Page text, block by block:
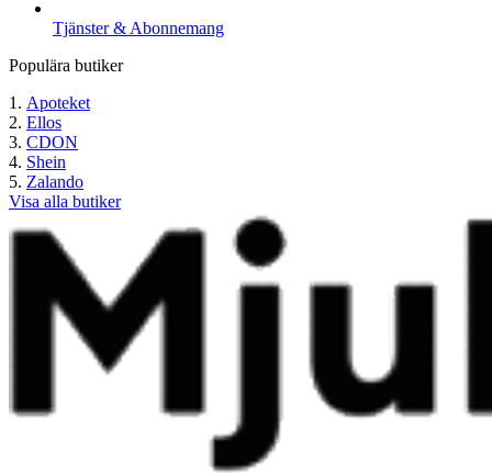
Tjänster & Abonnemang
Populära butiker
Apoteket
Ellos
CDON
Shein
Zalando
Visa alla butiker